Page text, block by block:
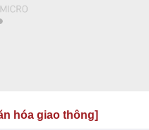
hóa giao thông]